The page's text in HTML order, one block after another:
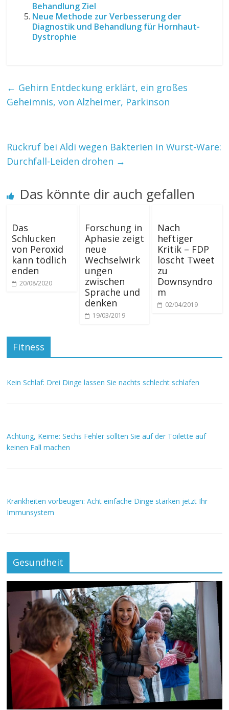
Behandlung Ziel
Neue Methode zur Verbesserung der
Diagnostik und Behandlung für Hornhaut-
Dystrophie
← Gehirn Entdeckung erklärt, ein großes
Geheimnis, von Alzheimer, Parkinson
Rückruf bei Aldi wegen Bakterien in Wurst-Ware:
Durchfall-Leiden drohen →
Das könnte dir auch gefallen
Das
Schlucken
von Peroxid
kann tödlich
enden
20/08/2020
Forschung in
Aphasie zeigt
neue
Wechselwirk
ungen
zwischen
Sprache und
denken
19/03/2019
Nach
heftiger
Kritik – FDP
löscht Tweet
zu
Downsyndro
m
02/04/2019
Fitness
Kein Schlaf: Drei Dinge lassen Sie nachts schlecht schlafen
Achtung, Keime: Sechs Fehler sollten Sie auf der Toilette auf
keinen Fall machen
Krankheiten vorbeugen: Acht einfache Dinge stärken jetzt Ihr
Immunsystem
Gesundheit